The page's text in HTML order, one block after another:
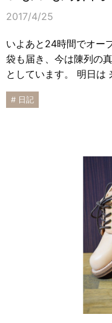
2017/4/25
いよあと24時間でオー
袋も届き、今は陳列の
としています。 明日は
# 日記